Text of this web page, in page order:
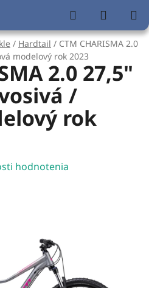
Hľadať
KOŠÍK
/ Hardtail / CTM CHARISMA 2.0
modelový rok 2023
2.0 27,5"
/
rok
hodnotenia